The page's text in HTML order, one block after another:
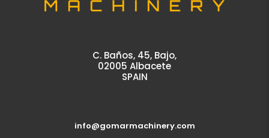
C. Baños, 45, Bajo,
02005 Albacete
SPAIN
info@gomarmachinery.com